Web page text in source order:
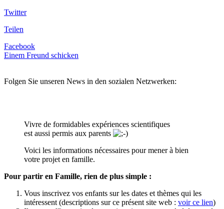
Twitter
Teilen
Facebook
Einem Freund schicken
Folgen Sie unseren News in den sozialen Netzwerken:
Vivre de formidables expériences scientifiques
est aussi permis aux parents
Voici les informations nécessaires pour mener à bien
votre projet en famille.
Pour partir en Famille, rien de plus simple :
Vous inscrivez vos enfants sur les dates et thèmes qui les
intéressent (descriptions sur ce présent site web : voir ce lien)